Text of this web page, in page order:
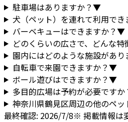
駐車場はありますか？▼
犬（ペット）を連れて利用でき
バーベキューはできますか？▼
どのくらいの広さで、どんな特
園内にはどのような施設があり
自転車で来園できますか？▼
ボール遊びはできますか？▼
多目的広場は予約が必要ですか
神奈川県鶴見区周辺の他のペッ
最終確認: 2026/7/8※ 掲載情報は